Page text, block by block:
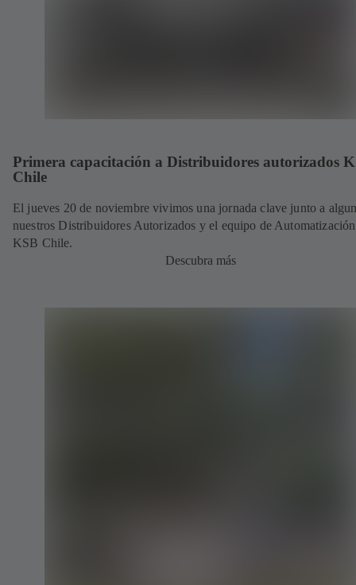
Primera capacitación a Distribuidores autorizados
Chile
El jueves 20 de noviembre vivimos una jornada clave junto a
nuestros Distribuidores Autorizados y el equipo de
KSB Chile.
Descubra más